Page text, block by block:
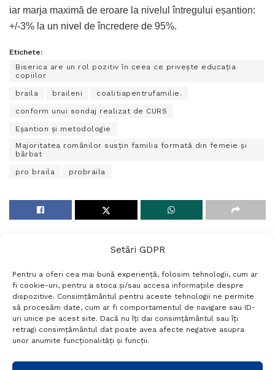
Setări GDPR
Pentru a oferi cea mai bună experiență, folosim tehnologii, cum ar
fi cookie-uri, pentru a stoca și/sau accesa informațiile despre
dispozitive. Consimțământul pentru aceste tehnologii ne permite
să procesăm date, cum ar fi comportamentul de navigare sau ID-
uri unice pe acest site. Dacă nu îți dai consimțământul sau îți
retragi consimțământul dat poate avea afecte negative asupra
unor anumite funcționalități și funcții.
iar marja maximă de eroare la nivelul întregului eșantion:
+/-3% la un nivel de încredere de 95%.
Etichete:
Biserica are un rol pozitiv în ceea ce privește educația
copiilor
braila braileni coalitiapentrufamilie.
conform unui sondaj realizat de CURS
Eșantion și metodologie
Majoritatea românilor susțin familia formată din femeie și
bărbat
pro braila probraila
Termeni si conditii
Politică de confidențialitate
Politica cookies
Setări GDPR